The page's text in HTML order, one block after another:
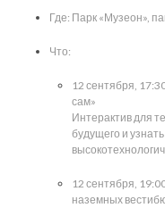
Где: Парк «Музеон»,
Что:
12 сентября,
сам»
Интерактив для
будущего и
12 сентября,
наземных